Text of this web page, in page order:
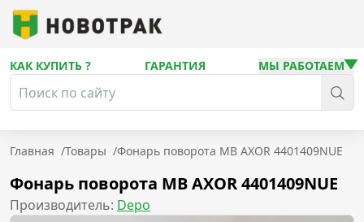
КАК КУПИТЬ ? ГАРАНТИЯ МЫ РАБОТАЕМ
Главная /Товары /Фонарь поворота MB AXOR 4401409NUE
Фонарь поворота MB AXOR 4401409NUE
Производитель: Depo